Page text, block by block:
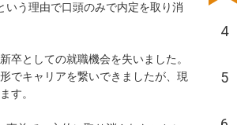
いう理由で口頭のみで内定を取り消
卒としての就職機会を失いました。
でキャリアを繋いできましたが、現
す。
4
5